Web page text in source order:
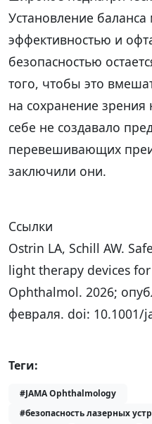
Установление
эффективностью и
безопасностью
того, чтобы это
на сохранение
себе не создавало
перевешивающих
заключили они.
Ссылки
Ostrin LA, Schill AW.
light therapy devices
Ophthalmol. 2026;
февраля. doi: 10.1001/
Теги:
#JAMA Ophthalmology
#безопасность лазерных